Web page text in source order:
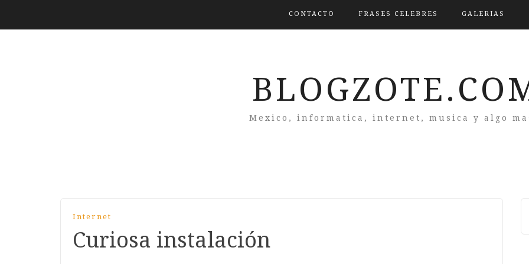
CONTACTO FRASES CELEBRES GALERIAS
Mexico, informatica, internet, musica y algo
Internet
Curiosa instalación